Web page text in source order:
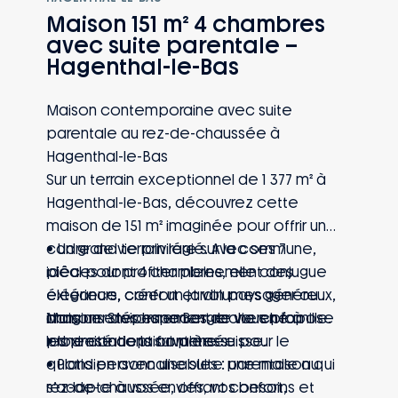
Maison 151 m² 4 chambres
avec suite parentale –
Hagenthal-le-Bas
Maison contemporaine avec suite
parentale au rez-de-chaussée à
Hagenthal-le-Bas
Sur un terrain exceptionnel de 1 377 m² à
Hagenthal-le-Bas, découvrez cette
maison de 151 m² imaginée pour offrir un
cadre de vie privilégié. Avec ses 7
pièces dont 4 chambres, elle conjugue
élégance, confort et volumes généreux,
dans un environnement recherché à
proximité de la frontière suisse.
• Un grand terrain rare sur la commune,
idéal pour profiter pleinement des
extérieurs, créer un jardin paysager ou
imaginer des espaces de vie en famille.
• Une conception pensée pour le
quotidien avec une suite parentale au
rez-de-chaussée, offrant confort,
Maisons Stéphane Berger vous propose
les prestations suivantes :
• Plans personnalisables : une maison qui
s’adapte à vos envies, vos besoins et